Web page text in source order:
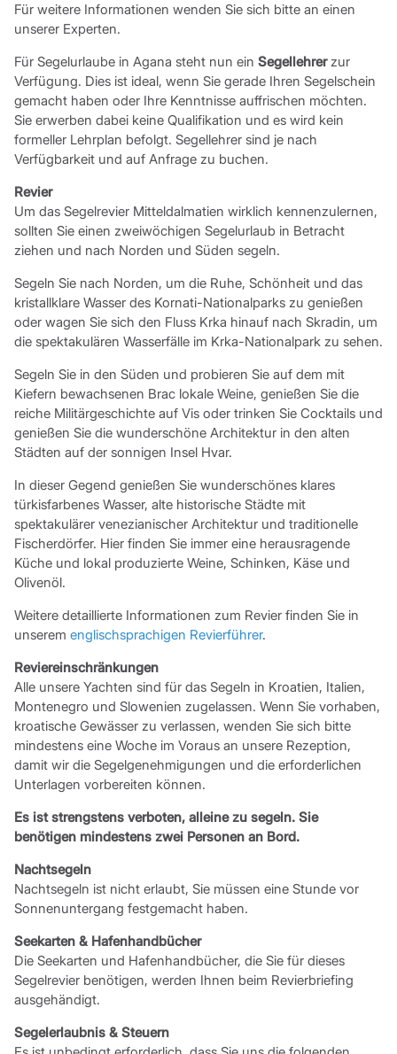
Für weitere Informationen wenden Sie sich bitte an einen
unserer Experten.
Für Segelurlaube in Agana steht nun ein Segellehrerzur
Verfügung. Dies ist ideal, wenn Sie gerade Ihren Segelschein
gemacht haben oder Ihre Kenntnisse auffrischen möchten.
Sie erwerben dabei keine Qualifikation und es wird kein
formeller Lehrplan befolgt. Segellehrer sind je nach
Verfügbarkeit und auf Anfrage zu buchen.
Revier
Um das Segelrevier Mitteldalmatien wirklich kennenzulernen,
sollten Sie einen zweiwöchigen Segelurlaub in Betracht
ziehen und nach Norden und Süden segeln.
Segeln Sie nach Norden, um die Ruhe, Schönheit und das
kristallklare Wasser des Kornati-Nationalparks zu genießen
oder wagen Sie sich den Fluss Krka hinauf nach Skradin, um
die spektakulären Wasserfälle im Krka-Nationalpark zu sehen.
Segeln Sie in den Süden und probieren Sie auf dem mit
Kiefern bewachsenen Brac lokale Weine, genießen Sie die
reiche Militärgeschichte auf Vis oder trinken Sie Cocktails und
genießen Sie die wunderschöne Architektur in den alten
Städten auf der sonnigen Insel Hvar.
In dieser Gegend genießen Sie wunderschönes klares
türkisfarbenes Wasser, alte historische Städte mit
spektakulärer venezianischer Architektur und traditionelle
Fischerdörfer. Hier finden Sie immer eine herausragende
Küche und lokal produzierte Weine, Schinken, Käse und
Olivenöl.
Weitere detaillierte Informationen zum Revier finden Sie in
unserem englischsprachigen Revierführer.
Reviereinschränkungen
Alle unsere Yachten sind für das Segeln in Kroatien, Italien,
Montenegro und Slowenien zugelassen. Wenn Sie vorhaben,
kroatische Gewässer zu verlassen, wenden Sie sich bitte
mindestens eine Woche im Voraus an unsere Rezeption,
damit wir die Segelgenehmigungen und die erforderlichen
Unterlagen vorbereiten können.
Es ist strengstens verboten, alleine zu segeln. Sie
benötigen mindestens zwei Personen an Bord.
Nachtsegeln
Nachtsegeln ist nicht erlaubt, Sie müssen eine Stunde vor
Sonnenuntergang festgemacht haben.
Seekarten & Hafenhandbücher
Die Seekarten und Hafenhandbücher, die Sie für dieses
Segelrevier benötigen, werden Ihnen beim Revierbriefing
ausgehändigt.
Segelerlaubnis & Steuern